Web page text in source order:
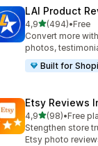
LAI Product
4,9stelle su 5
(494)
494 recensioni
•Free
Convert more
photos,
Built for
Etsy Reviews
4,9stelle su 5
(98)
98 recensioni
•Free
Stengthen store
Etsy photo